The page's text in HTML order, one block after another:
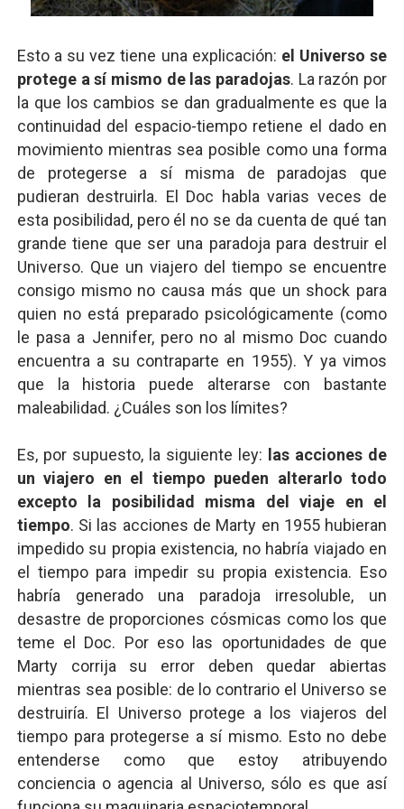
Esto a su vez tiene una explicación: el Universo se
protege a sí mismo de las paradojas. La razón por
la que los cambios se dan gradualmente es que la
continuidad del espacio-tiempo retiene el dado en
movimiento mientras sea posible como una forma
de protegerse a sí misma de paradojas que
pudieran destruirla. El Doc habla varias veces de
esta posibilidad, pero él no se da cuenta de qué tan
grande tiene que ser una paradoja para destruir el
Universo. Que un viajero del tiempo se encuentre
consigo mismo no causa más que un shock para
quien no está preparado psicológicamente (como
le pasa a Jennifer, pero no al mismo Doc cuando
encuentra a su contraparte en 1955). Y ya vimos
que la historia puede alterarse con bastante
maleabilidad. ¿Cuáles son los límites?
Es, por supuesto, la siguiente ley:
las acciones de
un viajero en el tiempo pueden alterarlo todo
excepto la posibilidad misma del viaje en el
tiempo. Si las acciones de Marty en 1955 hubieran
impedido su propia existencia, no habría viajado en
el tiempo para impedir su propia existencia. Eso
habría generado una paradoja irresoluble, un
desastre de proporciones cósmicas como los que
teme el Doc. Por eso las oportunidades de que
Marty corrija su error deben quedar abiertas
mientras sea posible: de lo contrario el Universo se
destruiría. El Universo protege a los viajeros del
tiempo para protegerse a sí mismo. Esto no debe
entenderse como que estoy atribuyendo
conciencia o agencia al Universo, sólo es que así